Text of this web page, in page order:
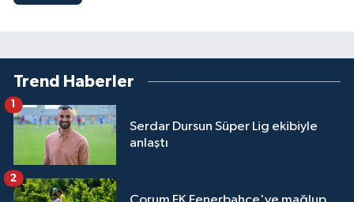
Trend Haberler
Serdar Dursun Süper Lig ekibiyle
anlaştı
1
2